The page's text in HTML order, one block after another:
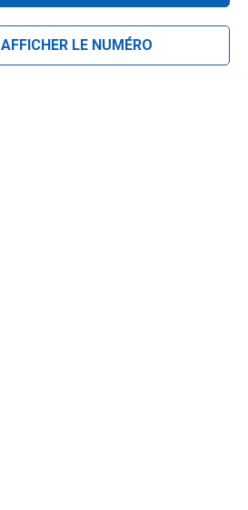
AFFICHER LE NUMÉRO